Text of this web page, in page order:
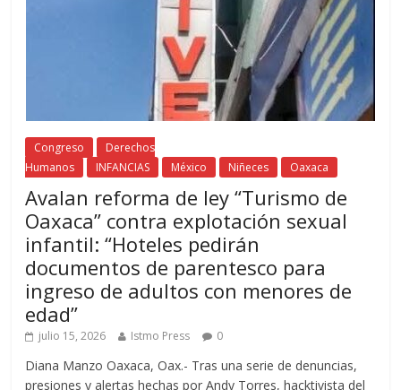
Congreso
Derechos
Humanos
INFANCIAS México Niñeces Oaxaca
Avalan reforma de ley “Turismo de
Oaxaca” contra explotación sexual
infantil: “Hoteles pedirán
documentos de parentesco para
ingreso de adultos con menores de
edad”
julio 15, 2026 Istmo Press 0
Diana Manzo Oaxaca, Oax.- Tras una serie de denuncias,
presiones y alertas hechas por Andy Torres, hacktivista del